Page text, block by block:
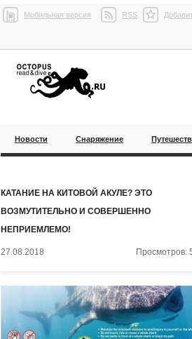
Мобильная версия RSS
Новости Снаряжение
КАТАНИЕ НА КИТОВОЙ АКУЛЕ? ЭТО
ВОЗМУТИТЕЛЬНО И СОВЕРШЕННО
НЕПРИЕМЛЕМО!
27.08.2018 Просмотров: